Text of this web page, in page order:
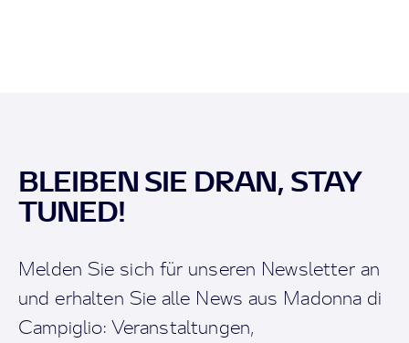
BLEIBEN SIE DRAN, STAY
TUNED!
Melden Sie sich für unseren Newsletter an
und erhalten Sie alle News aus Madonna di
Campiglio: Veranstaltungen,